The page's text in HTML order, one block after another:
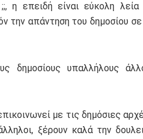
η επειδή είναι εύκολη λεία
την απάντηση του δημοσίου
δημοσίους υπαλλήλους
με τις δημόσιες
ξέρουν καλά την